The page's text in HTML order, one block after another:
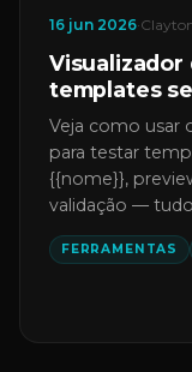
16 jun 2026·
Visualizador
templates
Veja como usar
para testar
{{nome}},
validação —
FERRAMENTAS